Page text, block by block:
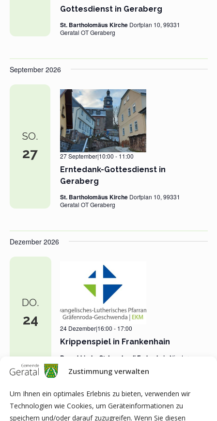
Zustimmung verwalten
Um Ihnen ein optimales Erlebnis zu bieten, verwenden wir
Technologien wie Cookies, um Geräteinformationen zu
speichern und/oder darauf zuzugreifen. Wenn Sie diesen
Gottesdienst in Geraberg
St. Bartholomäus Kirche Dorfplan 10, 99331
Geratal OT Geraberg
September 2026
SO.
27
Erntedank-Gottesdienst in
Geraberg
27 September|10:00 - 11:00
St. Bartholomäus Kirche Dorfplan 10, 99331
Geratal OT Geraberg
Dezember 2026
DO.
24
Krippenspiel in Frankenhain
24 Dezember|16:00 - 17:00
Barockkirche St. Leonhardi Frakenhain Niester
Vorherige Veranstaltungen
NÄCHSTE